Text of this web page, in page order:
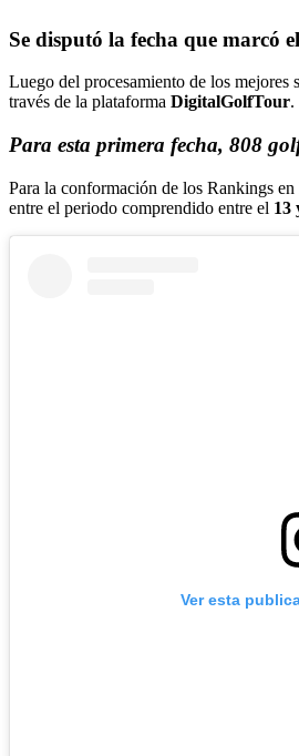
Se disputó la fecha que marcó
Luego del procesamiento de los mejores
través de la plataforma DigitalGolfTour.
Para esta primera fecha, 808
Para la conformación de los Rankings
entre el periodo comprendido entre el 13
Ver esta